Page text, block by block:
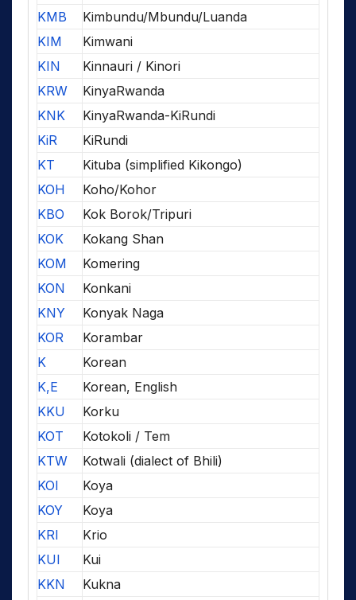
KMB
Kimbundu/Mbundu/Luanda
KIM
Kimwani
KIN
Kinnauri / Kinori
KRW
KinyaRwanda
KNK
KinyaRwanda-KiRundi
KiR
KiRundi
KT
Kituba (simplified Kikongo)
KOH
Koho/Kohor
KBO
Kok Borok/Tripuri
KOK
Kokang Shan
KOM
Komering
KON
Konkani
KNY
Konyak Naga
KOR
Korambar
K
Korean
K,E
Korean, English
KKU
Korku
KOT
Kotokoli / Tem
KTW
Kotwali (dialect of Bhili)
KOI
Koya
KOY
Koya
KRI
Krio
KUI
Kui
KKN
Kukna